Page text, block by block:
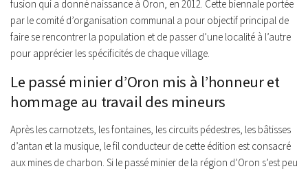
fusion qui a donné naissance à Oron, en 2012. Cette biennale portée
par le comité d’organisation communal a pour objectif principal de
faire se rencontrer la population et de passer d’une localité à l’autre
pour apprécier les spécificités de chaque village.
Le passé minier d’Oron mis à l’honneur et
hommage au travail des mineurs
Après les carnotzets, les fontaines, les circuits pédestres, les bâtisses
d’antan et la musique, le fil conducteur de cette édition est consacré
aux mines de charbon. Si le passé minier de la région d’Oron s’est peu